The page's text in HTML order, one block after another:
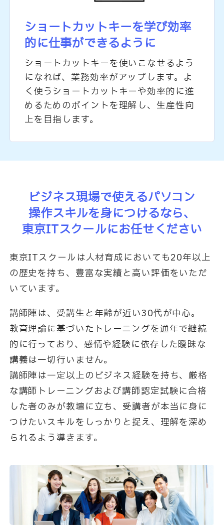
ショートカットキーを学び効率
的に仕事ができるように
ショートカットキーを使いこなせるよう
になれば、業務効率がアップします。よ
く使うショートカットキーや効率的に進
めるためのポイントを理解し、生産性向
上を目指します。
ビジネス現場で使えるパソコン
操作スキルを身につけるなら、
東京ITスクールにお任せください
東京ITスクールは人材育成においても20年以上
の歴史を持ち、豊富な実績と高い評価をいただ
いています。
講師陣は、受講生と年齢が近い30代が中心。
教育理論に基づいたトレーニングを通年で継続
的に行っており、感情や経験に依存した曖昧な
講義は一切行いません。
講師陣は一定以上のビジネス経験を持ち、厳格
な講師トレーニングおよび講師認定試験に合格
した者のみが教壇に立ち、受講者が本当に身に
つけたいスキルをしっかりと捉え、理解を深め
られるよう導きます。